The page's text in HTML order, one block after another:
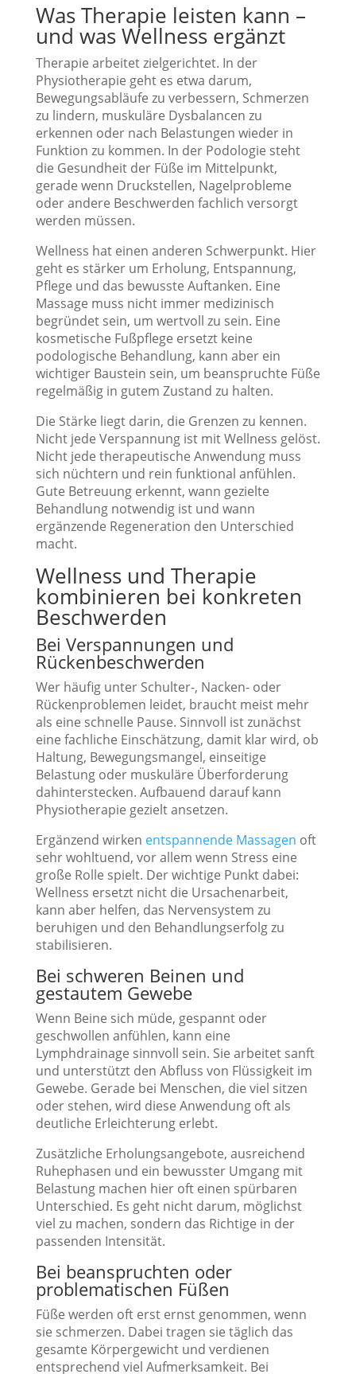
Was Therapie leisten kann –
und was Wellness ergänzt
Therapie arbeitet zielgerichtet. In der
Physiotherapie geht es etwa darum,
Bewegungsabläufe zu verbessern, Schmerzen
zu lindern, muskuläre Dysbalancen zu
erkennen oder nach Belastungen wieder in
Funktion zu kommen. In der Podologie steht
die Gesundheit der Füße im Mittelpunkt,
gerade wenn Druckstellen, Nagelprobleme
oder andere Beschwerden fachlich versorgt
werden müssen.
Wellness hat einen anderen Schwerpunkt. Hier
geht es stärker um Erholung, Entspannung,
Pflege und das bewusste Auftanken. Eine
Massage muss nicht immer medizinisch
begründet sein, um wertvoll zu sein. Eine
kosmetische Fußpflege ersetzt keine
podologische Behandlung, kann aber ein
wichtiger Baustein sein, um beanspruchte Füße
regelmäßig in gutem Zustand zu halten.
Die Stärke liegt darin, die Grenzen zu kennen.
Nicht jede Verspannung ist mit Wellness gelöst.
Nicht jede therapeutische Anwendung muss
sich nüchtern und rein funktional anfühlen.
Gute Betreuung erkennt, wann gezielte
Behandlung notwendig ist und wann
ergänzende Regeneration den Unterschied
macht.
Wellness und Therapie
kombinieren bei konkreten
Beschwerden
Bei Verspannungen und
Rückenbeschwerden
Wer häufig unter Schulter-, Nacken- oder
Rückenproblemen leidet, braucht meist mehr
als eine schnelle Pause. Sinnvoll ist zunächst
eine fachliche Einschätzung, damit klar wird, ob
Haltung, Bewegungsmangel, einseitige
Belastung oder muskuläre Überforderung
dahinterstecken. Aufbauend darauf kann
Physiotherapie gezielt ansetzen.
Ergänzend wirken entspannende Massagen oft
sehr wohltuend, vor allem wenn Stress eine
große Rolle spielt. Der wichtige Punkt dabei:
Wellness ersetzt nicht die Ursachenarbeit,
kann aber helfen, das Nervensystem zu
beruhigen und den Behandlungserfolg zu
stabilisieren.
Bei schweren Beinen und
gestautem Gewebe
Wenn Beine sich müde, gespannt oder
geschwollen anfühlen, kann eine
Lymphdrainage sinnvoll sein. Sie arbeitet sanft
und unterstützt den Abfluss von Flüssigkeit im
Gewebe. Gerade bei Menschen, die viel sitzen
oder stehen, wird diese Anwendung oft als
deutliche Erleichterung erlebt.
Zusätzliche Erholungsangebote, ausreichend
Ruhephasen und ein bewusster Umgang mit
Belastung machen hier oft einen spürbaren
Unterschied. Es geht nicht darum, möglichst
viel zu machen, sondern das Richtige in der
passenden Intensität.
Bei beanspruchten oder
problematischen Füßen
Füße werden oft erst ernst genommen, wenn
sie schmerzen. Dabei tragen sie täglich das
gesamte Körpergewicht und verdienen
entsprechend viel Aufmerksamkeit. Bei